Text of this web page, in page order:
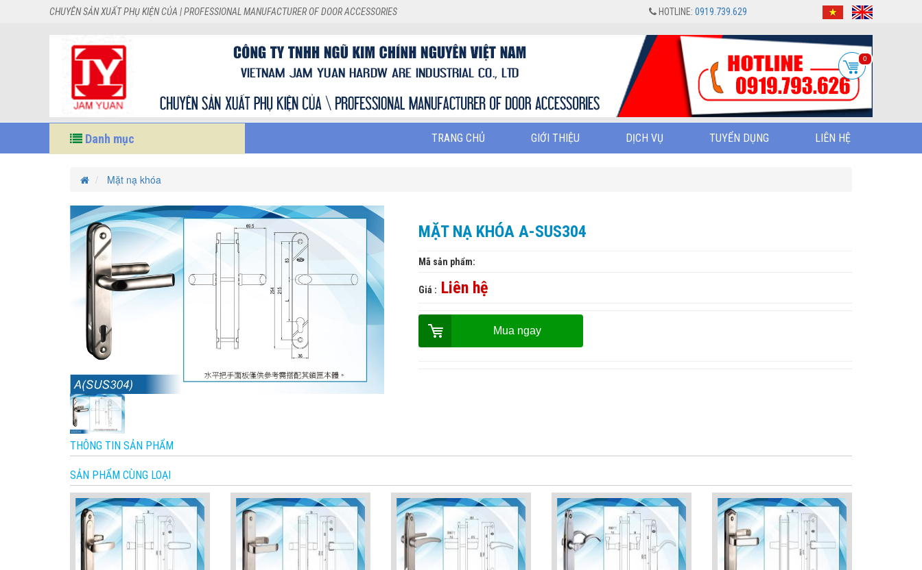
CHUYÊN SẢN XUẤT PHỤ KIỆN CỦA | PROFESSIONAL MANUFACTURER OF DOOR ACCESSORIES HOTLINE: 0919.739.629
0
Danh mục TRANG CHỦ GIỚI THIỆU DỊCH VỤ TUYỂN DỤNG LIÊN HỆ
Mặt nạ khóa
MẶT NẠ KHÓA A-SUS304
Mã sản phẩm:
Giá : Liên hệ
Mua ngay
THÔNG TIN SẢN PHẨM
SẢN PHẨM CÙNG LOẠI